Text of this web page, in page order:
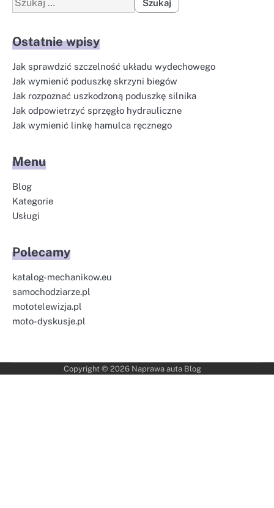
Ostatnie wpisy
Jak sprawdzić szczelność układu wydechowego
Jak wymienić poduszkę skrzyni biegów
Jak rozpoznać uszkodzoną poduszkę silnika
Jak odpowietrzyć sprzęgło hydrauliczne
Jak wymienić linkę hamulca ręcznego
Menu
Blog
Kategorie
Usługi
Polecamy
katalog-mechanikow.eu
samochodziarze.pl
mototelewizja.pl
moto-dyskusje.pl
Copyright © 2026 Naprawa auta Blog